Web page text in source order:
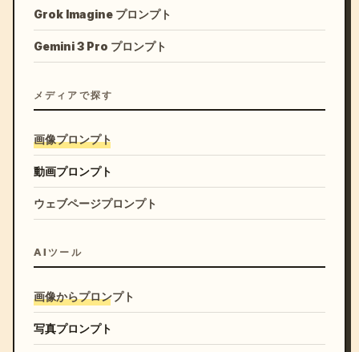
Grok Imagine プロンプト
Gemini 3 Pro プロンプト
メディアで探す
画像プロンプト
動画プロンプト
ウェブページプロンプト
AIツール
画像からプロンプト
写真プロンプト